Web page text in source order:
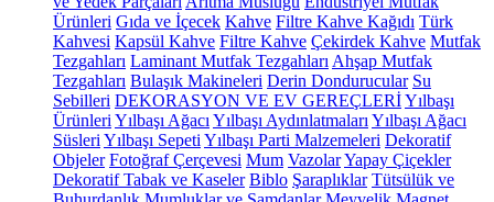
Ürünleri Gıda ve İçecek Kahve Filtre Kahve Kağıdı Türk
Kahvesi Kapsül Kahve Filtre Kahve Çekirdek Kahve Mutfak
Tezgahları Laminant Mutfak Tezgahları Ahşap Mutfak
Tezgahları Bulaşık Makineleri Derin Dondurucular Su
Sebilleri DEKORASYON VE EV GEREÇLERİYılbaşı
Ürünleri Yılbaşı Ağacı Yılbaşı Aydınlatmaları Yılbaşı Ağacı
Süsleri Yılbaşı Sepeti Yılbaşı Parti Malzemeleri Dekoratif
Objeler Fotoğraf Çerçevesi Mum VazolarYapay Çiçekler
Dekoratif Tabak ve Kaseler Biblo Şaraplıklar Tütsülük ve